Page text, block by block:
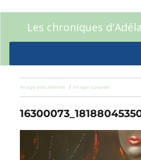
Les chroniques
Image précédente Image suivante